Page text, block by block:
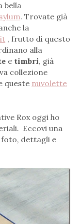
bella
. Trovate già
la
, frutto di questo
alla
e timbri, già
collezione
queste nuvolette
Rox oggi ho
Eccovi una
dettagli e